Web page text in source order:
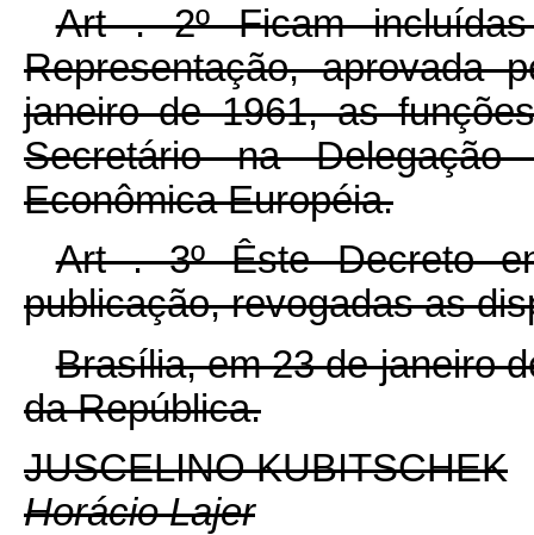
Art . 2º Ficam
Representação, aprovada
janeiro de 1961, as
Secretário na
Econômica Européia.
Art . 3º Êste Decreto
publicação, revogadas as
Brasília, em 23 de janeiro
da República.
JUSCELINO KUBITSCHEK
Horácio Lajer